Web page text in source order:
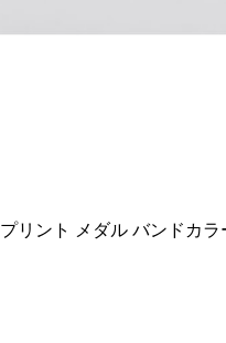
リント メダル バンドカラ